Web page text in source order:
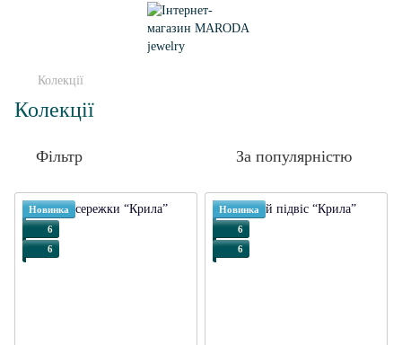
Колекції
Колекції
Фільтр За популярністю
Новинка
6
6
Новинка
6
6